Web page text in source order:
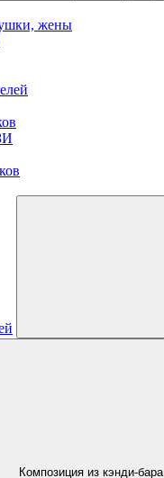
жены
Композиция из кэнди-бара